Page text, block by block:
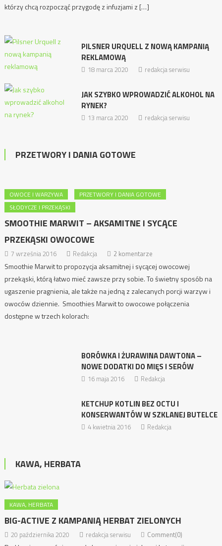
którzy chcą rozpocząć przygodę z infuzjami z […]
PILSNER URQUELL Z NOWĄ KAMPANIĄ
REKLAMOWĄ
18 marca 2020 redakcja serwisu
JAK SZYBKO WPROWADZIĆ ALKOHOL NA
RYNEK?
13 marca 2020 redakcja serwisu
PRZETWORY I DANIA GOTOWE
OWOCE I WARZYWA
PRZETWORY I DANIA GOTOWE
SŁODYCZE I PRZEKĄSKI
SMOOTHIE MARWIT – AKSAMITNE I SYCĄCE
PRZEKĄSKI OWOCOWE
7 września 2016 Redakcja 2 komentarze
Smoothie Marwit to propozycja aksamitnej i sycącej owocowej
przekąski, którą łatwo mieć zawsze przy sobie. To świetny sposób na
ugaszenie pragnienia, ale także na jedną z zalecanych porcji warzyw i
owoców dziennie. Smoothies Marwit to owocowe połączenia
dostępne w trzech kolorach:
BORÓWKA I ŻURAWINA DAWTONA –
NOWE DODATKI DO MIĘS I SERÓW
16 maja 2016 Redakcja
KETCHUP KOTLIN BEZ OCTU I
KONSERWANTÓW W SZKLANEJ BUTELCE
4 kwietnia 2016 Redakcja
KAWA, HERBATA
KAWA, HERBATA
BIG-ACTIVE Z KAMPANIĄ HERBAT ZIELONYCH
20 października 2020 redakcja serwisu Comment(0)